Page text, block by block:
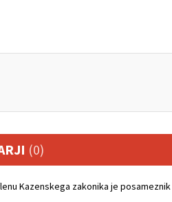
(0)
Kazenskega zakonika je